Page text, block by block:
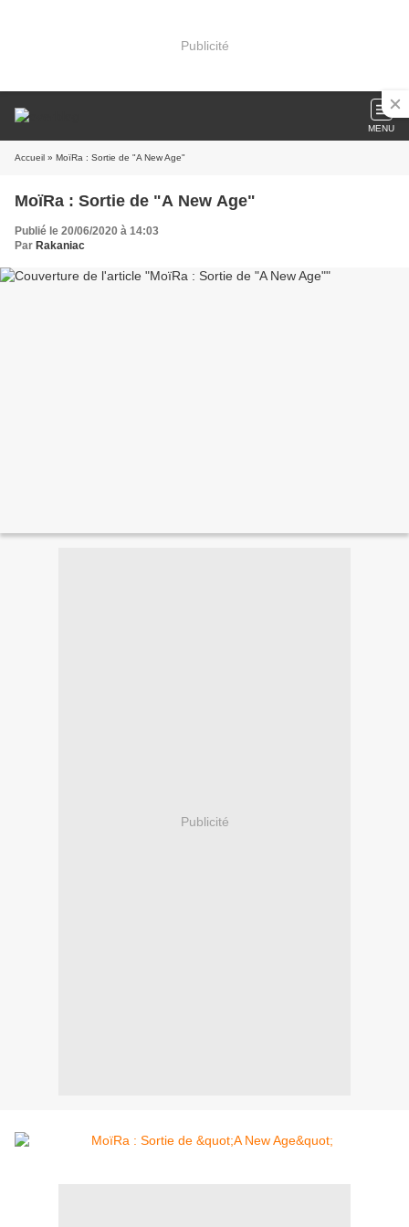
Publicité
MENU
Accueil » MoïRa : Sortie de "A New Age"
MoïRa : Sortie de "A New Age"
Publié le 20/06/2020 à 14:03
Par Rakaniac
Publicité